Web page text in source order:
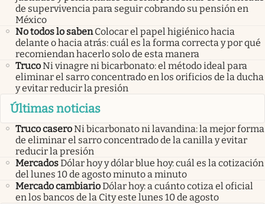
de supervivencia para seguir cobrando su pensión en
México
No todos lo saben Colocar el papel higiénico hacia
delante o hacia atrás: cuál es la forma correcta y por qué
recomiendan hacerlo solo de esta manera
TrucoNi vinagre ni bicarbonato: el método ideal para
eliminar el sarro concentrado en los orificios de la ducha
y evitar reducir la presión
Últimas noticias
Truco caseroNi bicarbonato ni lavandina: la mejor forma
de eliminar el sarro concentrado de la canilla y evitar
reducir la presión
MercadosDólar hoy y dólar blue hoy: cuál es la cotización
del lunes 10 de agosto minuto a minuto
Mercado cambiarioDólar hoy: a cuánto cotiza el oficial
en los bancos de la City este lunes 10 de agosto